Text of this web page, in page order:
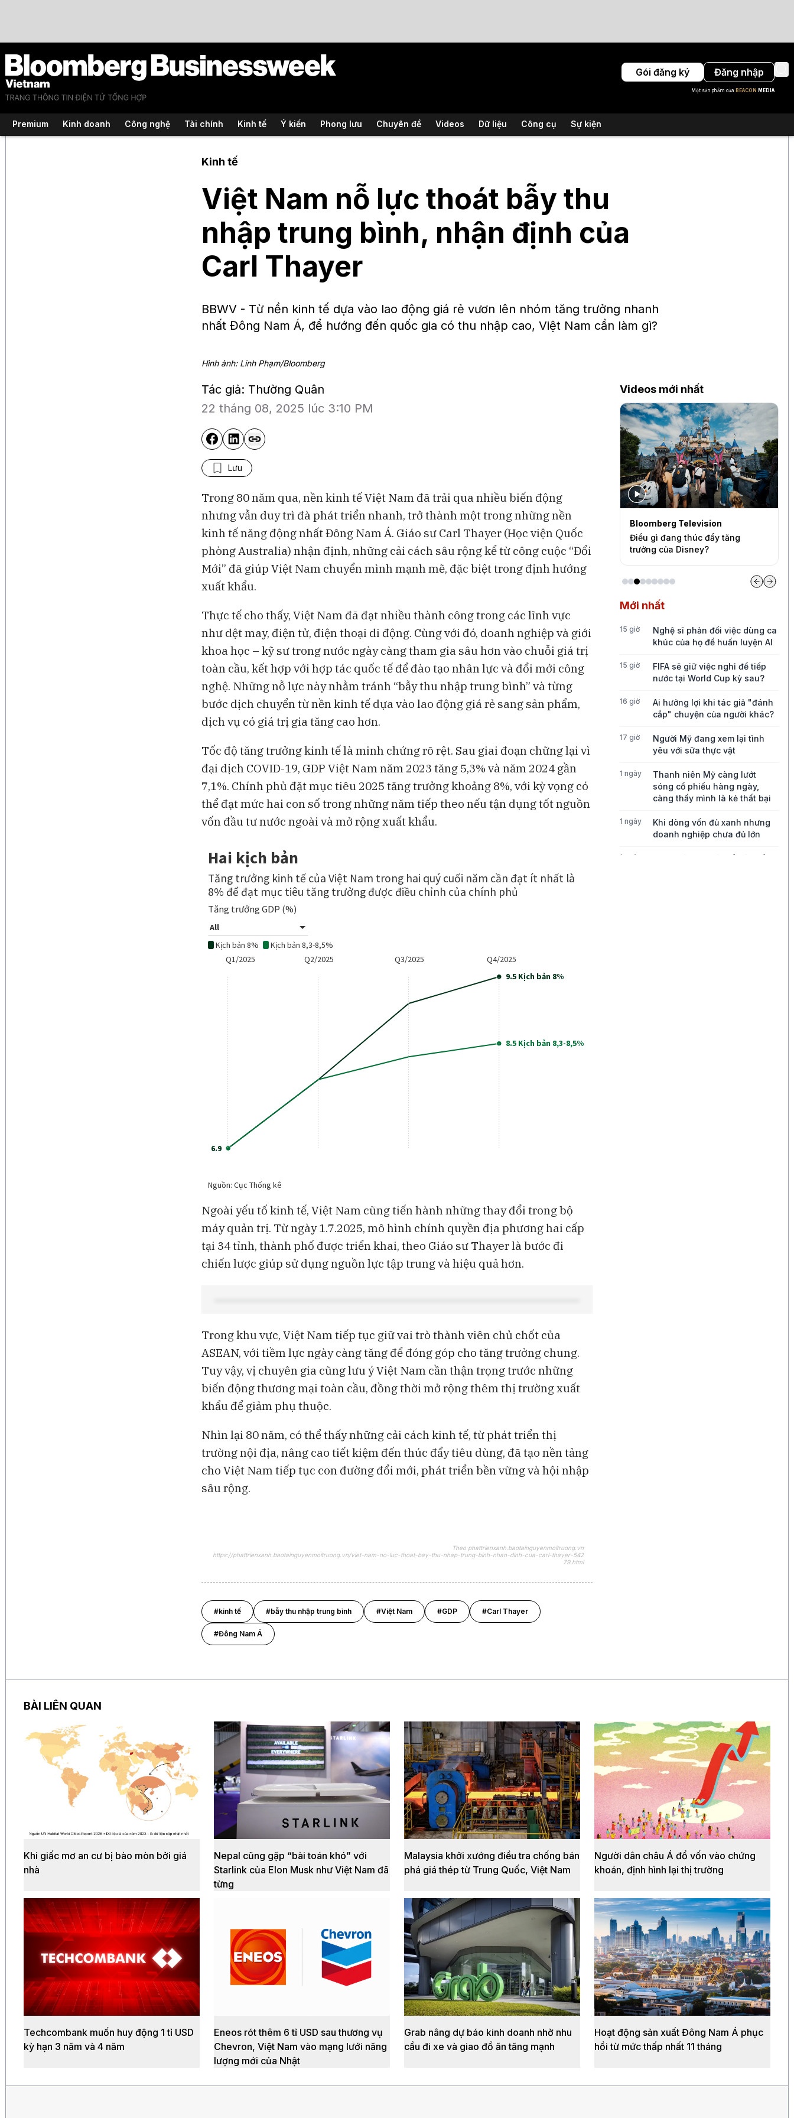
Gói đăng ký Đăng nhập
Một sản phẩm của BEACON MEDIA
Premium Kinh doanh Công nghệ Tài chính Kinh tế Ý kiến Phong lưu Chuyên đề Videos Dữ liệu Công cụ Sự kiện
Kinh tế
Việt Nam nỗ lực thoát bẫy thu
nhập trung bình, nhận định của
Carl Thayer
BBWV - Từ nền kinh tế dựa vào lao động giá rẻ vươn lên nhóm tăng trưởng nhanh
nhất Đông Nam Á, để hướng đến quốc gia có thu nhập cao, Việt Nam cần làm gì?
Hình ảnh: Linh Phạm/Bloomberg
Tác giả: Thường Quân
22 tháng 08, 2025 lúc 3:10 PM
Lưu
Trong 80 năm qua, nền kinh tế Việt Nam đã trải qua nhiều biến động
nhưng vẫn duy trì đà phát triển nhanh, trở thành một trong những nền
kinh tế năng động nhất Đông Nam Á. Giáo sư Carl Thayer (Học viện Quốc
phòng Australia) nhận định, những cải cách sâu rộng kể từ công cuộc “Đổi
Mới” đã giúp Việt Nam chuyển mình mạnh mẽ, đặc biệt trong định hướng
xuất khẩu.
Thực tế cho thấy, Việt Nam đã đạt nhiều thành công trong các lĩnh vực
như dệt may, điện tử, điện thoại di động. Cùng với đó, doanh nghiệp và giới
khoa học – kỹ sư trong nước ngày càng tham gia sâu hơn vào chuỗi giá trị
toàn cầu, kết hợp với hợp tác quốc tế để đào tạo nhân lực và đổi mới công
nghệ. Những nỗ lực này nhằm tránh “bẫy thu nhập trung bình” và từng
bước dịch chuyển từ nền kinh tế dựa vào lao động giá rẻ sang sản phẩm,
dịch vụ có giá trị gia tăng cao hơn.
Tốc độ tăng trưởng kinh tế là minh chứng rõ rệt. Sau giai đoạn chững lại vì
đại dịch COVID-19, GDP Việt Nam năm 2023 tăng 5,3% và năm 2024 gần
7,1%. Chính phủ đặt mục tiêu 2025 tăng trưởng khoảng 8%, với kỳ vọng có
thể đạt mức hai con số trong những năm tiếp theo nếu tận dụng tốt nguồn
vốn đầu tư nước ngoài và mở rộng xuất khẩu.
Ngoài yếu tố kinh tế, Việt Nam cũng tiến hành những thay đổi trong bộ
máy quản trị. Từ ngày 1.7.2025, mô hình chính quyền địa phương hai cấp
tại 34 tỉnh, thành phố được triển khai, theo Giáo sư Thayer là bước đi
chiến lược giúp sử dụng nguồn lực tập trung và hiệu quả hơn.
Trong khu vực, Việt Nam tiếp tục giữ vai trò thành viên chủ chốt của
ASEAN, với tiềm lực ngày càng tăng để đóng góp cho tăng trưởng chung.
Tuy vậy, vị chuyên gia cũng lưu ý Việt Nam cần thận trọng trước những
biến động thương mại toàn cầu, đồng thời mở rộng thêm thị trường xuất
khẩu để giảm phụ thuộc.
Nhìn lại 80 năm, có thể thấy những cải cách kinh tế, từ phát triển thị
trường nội địa, nâng cao tiết kiệm đến thúc đẩy tiêu dùng, đã tạo nền tảng
cho Việt Nam tiếp tục con đường đổi mới, phát triển bền vững và hội nhập
sâu rộng.
Videos mới nhất
BAM Studios
Bong bóng AI có thể kéo vốn
ngoại khỏi Việt Nam
Bloomberg Television
Những chiếc quần quá mỏng
đang thách thức tăng trưởng của
Bloomberg Television
Điều gì đang thúc đẩy tăng
trưởng của Disney?
Mới nhất
15 giờ
Nghệ sĩ phản đối việc dùng ca
khúc của họ để huấn luyện AI
15 giờ
FIFA sẽ giữ việc nghỉ để tiếp
nước tại World Cup kỳ sau?
16 giờ
Ai hưởng lợi khi tác giả "đánh
cắp" chuyện của người khác?
17 giờ
Người Mỹ đang xem lại tình
yêu với sữa thực vật
1 ngày
Thanh niên Mỹ càng lướt
sóng cổ phiếu hàng ngày,
càng thấy mình là kẻ thất bại
1 ngày
Khi dòng vốn đủ xanh nhưng
doanh nghiệp chưa đủ lớn
1 ngày
Bong bóng AI có thể kéo vốn
Theo phattrienxanh.baotainguyenmoitruong.vn
https://phattrienxanh.baotainguyenmoitruong.vn/viet-nam-no-luc-thoat-bay-thu-nhap-trung-binh-nhan-dinh-cua-carl-thayer-542
79.html
#kinh tế #bẫy thu nhập trung bình #Việt Nam #GDP #Carl Thayer
#Đông Nam Á
BÀI LIÊN QUAN
Khi giấc mơ an cư bị bào mòn bởi giá
nhà
Nepal cũng gặp “bài toán khó” với
Starlink của Elon Musk như Việt Nam đã
từng
Malaysia khởi xướng điều tra chống bán
phá giá thép từ Trung Quốc, Việt Nam
Người dân châu Á đổ vốn vào chứng
khoán, định hình lại thị trường
Techcombank muốn huy động 1 tỉ USD
kỳ hạn 3 năm và 4 năm
Eneos rót thêm 6 tỉ USD sau thương vụ
Chevron, Việt Nam vào mạng lưới năng
lượng mới của Nhật
Grab nâng dự báo kinh doanh nhờ nhu
cầu đi xe và giao đồ ăn tăng mạnh
Hoạt động sản xuất Đông Nam Á phục
hồi từ mức thấp nhất 11 tháng